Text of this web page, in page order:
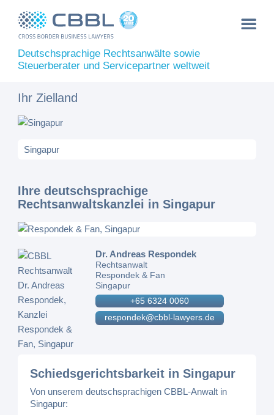
Deutschsprachige Rechtsanwälte sowie
Steuerberater und Servicepartner weltweit
Ihr Zielland
Ihre deutschsprachige
Rechtsanwaltskanzlei in Singapur
Dr. Andreas Respondek
Rechtsanwalt
Respondek & Fan
Singapur
+65 6324 0060
respondek@cbbl-lawyers.de
Schiedsgerichtsbarkeit in Singapur
Von unserem deutschsprachigen CBBL-Anwalt in
Singapur: